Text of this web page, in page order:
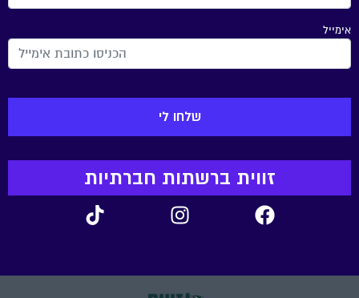
אימייל
זווית ברשתות חברתיות